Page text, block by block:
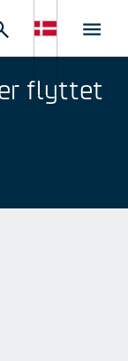
er flyttet